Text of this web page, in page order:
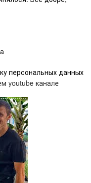
персональных данных
youtube канале